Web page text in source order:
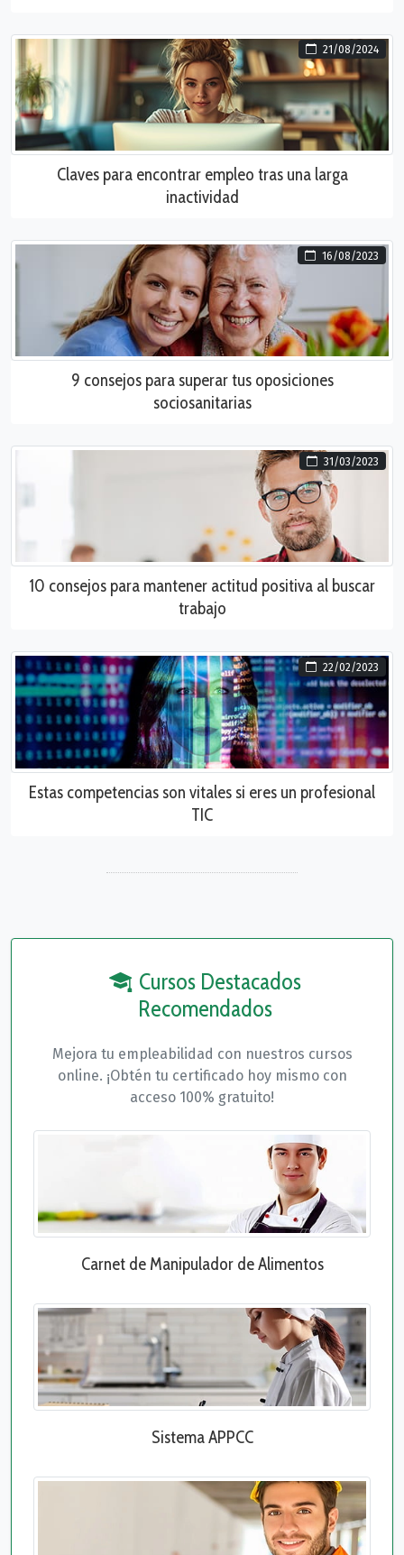
21/08/2024
Claves para encontrar empleo tras una larga
inactividad
16/08/2023
9 consejos para superar tus oposiciones
sociosanitarias
31/03/2023
10 consejos para mantener actitud positiva al buscar
trabajo
22/02/2023
Estas competencias son vitales si eres un profesional
TIC
Cursos Destacados
Recomendados
Mejora tu empleabilidad con nuestros cursos
online. ¡Obtén tu certificado hoy mismo con
acceso 100% gratuito!
Carnet de Manipulador de Alimentos
Sistema APPCC